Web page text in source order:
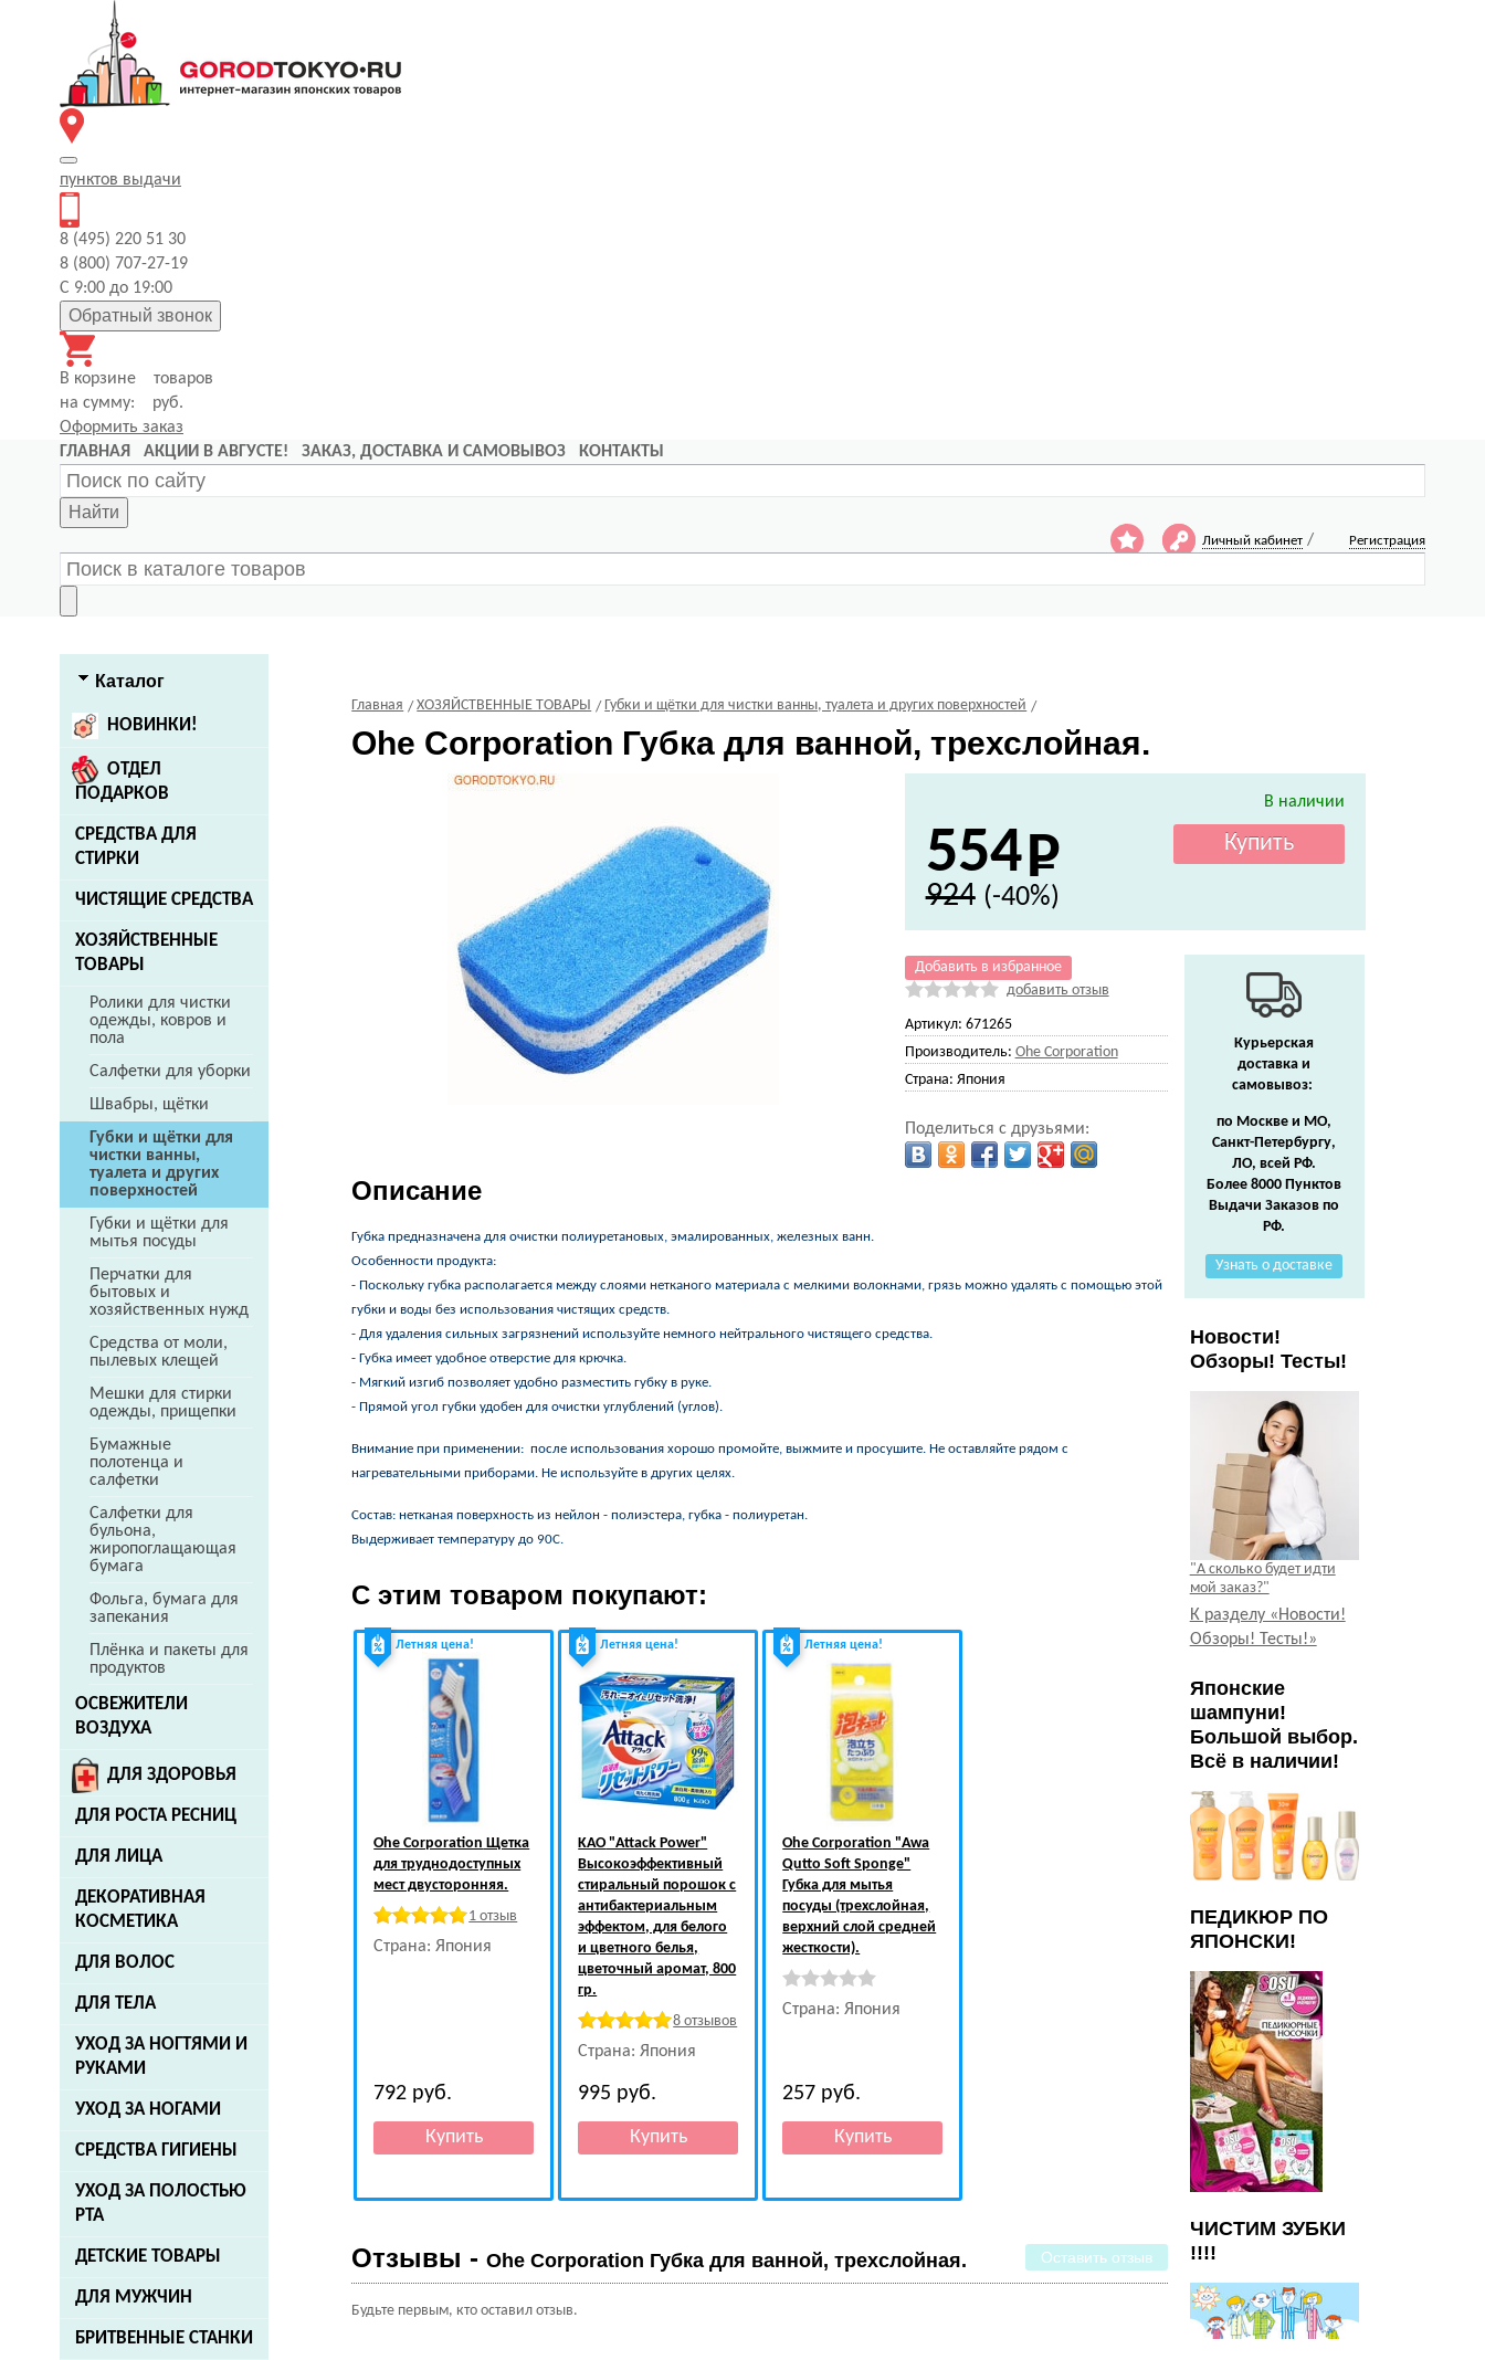
пунктов выдачи
8 (495) 220 51 30
8 (800) 707-27-19
С 9:00 до 19:00
Обратный звонок
В корзине
товаров
на сумму:
руб.
Оформить заказ
ГЛАВНАЯ
АКЦИИ В АВГУСТЕ! ЗАКАЗ, ДОСТАВКА И САМОВЫВОЗ КОНТАКТЫ
Найти
Личный кабинет / Регистрация
Каталог
НОВИНКИ!
ОТДЕЛ
ПОДАРКОВ
СРЕДСТВА ДЛЯ
СТИРКИ
ЧИСТЯЩИЕ СРЕДСТВА
ХОЗЯЙСТВЕННЫЕ
ТОВАРЫ
Ролики для чистки
одежды, ковров и
пола
Салфетки для уборки
Швабры, щётки
Губки и щётки для
чистки ванны,
туалета и других
поверхностей
Губки и щётки для
мытья посуды
Перчатки для
бытовых и
хозяйственных нужд
Средства от моли,
пылевых клещей
Мешки для стирки
одежды, прищепки
Бумажные
полотенца и
салфетки
Салфетки для
бульона,
жиропоглащающая
бумага
Фольга, бумага для
запекания
Плёнка и пакеты для
продуктов
ОСВЕЖИТЕЛИ
ВОЗДУХА
ДЛЯ ЗДОРОВЬЯ
ДЛЯ РОСТА РЕСНИЦ
ДЛЯ ЛИЦА
ДЕКОРАТИВНАЯ
КОСМЕТИКА
ДЛЯ ВОЛОС
ДЛЯ ТЕЛА
УХОД ЗА НОГТЯМИ И
РУКАМИ
УХОД ЗА НОГАМИ
СРЕДСТВА ГИГИЕНЫ
УХОД ЗА ПОЛОСТЬЮ
РТА
ДЕТСКИЕ ТОВАРЫ
ДЛЯ МУЖЧИН
БРИТВЕННЫЕ СТАНКИ
Главная ХОЗЯЙСТВЕННЫЕ ТОВАРЫ Губки и щётки для чистки ванны, туалета и других поверхностей
Ohe Corporation Губка для ванной, трехслойная.
В наличии
554
924 (-40%)
Добавить в избранное
добавить отзыв
Артикул: 671265
Производитель: Ohe Corporation
Страна: Япония
Поделиться с друзьями:
Описание
Губка предназначена для очистки полиуретановых, эмалированных, железных ванн.
Особенности продукта:
- Поскольку губка располагается между слоями нетканого материала с мелкими волокнами, грязь можно удалять с помощью этой
губки и воды без использования чистящих средств.
- Для удаления сильных загрязнений используйте немного нейтрального чистящего средства.
- Губка имеет удобное отверстие для крючка.
- Мягкий изгиб позволяет удобно разместить губку в руке.
- Прямой угол губки удобен для очистки углублений (углов).
Внимание при применении: после использования хорошо промойте, выжмите и просушите. Не оставляйте рядом с
нагревательными приборами. Не используйте в других целях.
Состав: нетканая поверхность из нейлон - полиэстера, губка - полиуретан.
Выдерживает температуру до 90С.
С этим товаром покупают:
Летняя цена!
Ohe Corporation Щетка
для труднодоступных
мест двусторонняя.
1 отзыв
Страна: Япония
792 руб.
Летняя цена!
KAO"Attack Power"
Высокоэффективный
стиральный порошок с
антибактериальным
эффектом, для белого
и цветного белья,
цветочный аромат, 800
гр.
8 отзывов
Страна: Япония
995 руб.
Летняя цена!
Ohe Corporation "Awa
Qutto Soft Sponge"
Губка для мытья
посуды (трехслойная,
верхний слой средней
жесткости).
Страна: Япония
257 руб.
Оставить отзыв
Отзывы -Ohe Corporation Губка для ванной, трехслойная.
Будьте первым, кто оставил отзыв.
Курьерская
доставка и
самовывоз:
по Москве и МО,
Санкт-Петербургу,
ЛО, всей РФ.
Более 8000 Пунктов
Выдачи Заказов по
РФ.
Узнать о доставке
Новости!
Обзоры! Тесты!
"А сколько будет идти
мой заказ?"
К разделу «Новости!
Обзоры! Тесты!»
Японские
шампуни!
Большой выбор.
Всё в наличии!
ПЕДИКЮР ПО
ЯПОНСКИ!
ЧИСТИМ ЗУБКИ
!!!!